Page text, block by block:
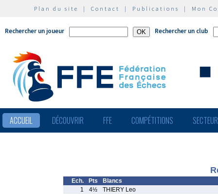
Plan du site | Contact | Publications | Mon
Rechercher un joueur Rechercher un club
ACCUEIL DÉCOUVRIR FFE COMPÉTITIONS
Ech. Pts
Blancs
1
4½
THIERY Leo